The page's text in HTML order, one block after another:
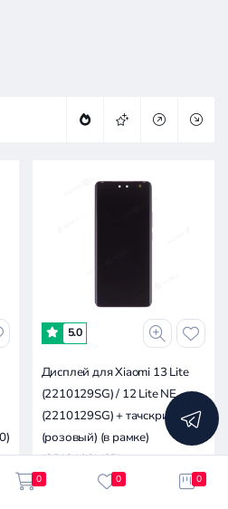
5.0
Дисплей для Xiaomi 13 Lite
(2210129SG) / 12 Lite NE
(2210129SG) + тачскрин
(розовый) (в рамке)
(ORIG100) (SP)
0 0 0